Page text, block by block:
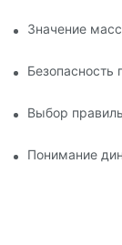
Значение
Выбор
Понимание